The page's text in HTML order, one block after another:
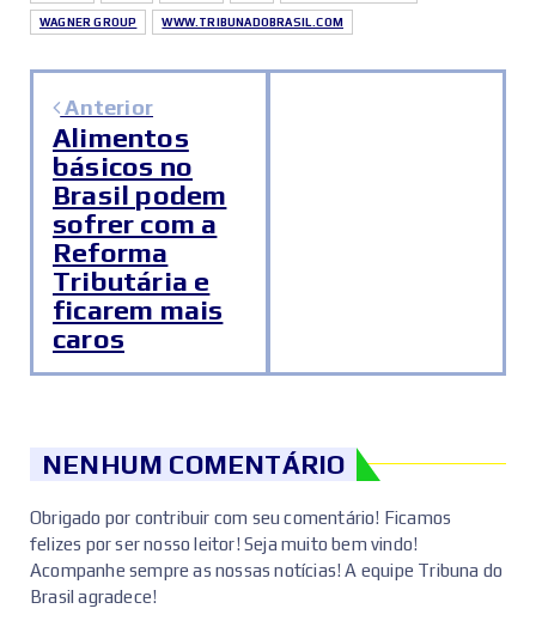
WAGNER GROUP WWW.TRIBUNADOBRASIL.COM
Anterior
Alimentos
básicos no
Brasil podem
sofrer com a
Reforma
Tributária e
ficarem mais
caros
NENHUM COMENTÁRIO
Obrigado por contribuir com seu comentário! Ficamos
felizes por ser nosso leitor! Seja muito bem vindo!
Acompanhe sempre as nossas notícias! A equipe Tribuna do
Brasil agradece!